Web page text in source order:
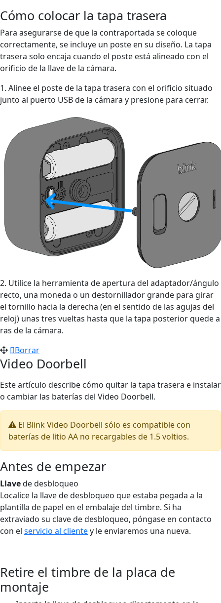
Cómo colocar la tapa trasera
Para asegurarse de que la contraportada se coloque
correctamente, se incluye un poste en su diseño. La tapa
trasera solo encaja cuando el poste está alineado con el
orificio de la llave de la cámara.
1. Alinee el poste de la tapa trasera con el orificio situado
junto al puerto USB de la cámara y presione para cerrar.
2. Utilice la herramienta de apertura del adaptador/ángulo
recto, una moneda o un destornillador grande para girar
el tornillo hacia la derecha (en el sentido de las agujas del
reloj) unas tres vueltas hasta que la tapa posterior quede a
ras de la cámara.
Borrar
Video Doorbell
Este artículo describe cómo quitar la tapa trasera e instalar
o cambiar las baterías del Video Doorbell.
El Blink Video Doorbell sólo es compatible con
baterías de litio AA no recargables de 1.5 voltios.
Antes de empezar
Llavede desbloqueo
Localice la llave de desbloqueo que estaba pegada a la
plantilla de papel en el embalaje del timbre. Si ha
extraviado su clave de desbloqueo, póngase en contacto
con el servicio al clientey le enviaremos una nueva.
Retire el timbre de la placa de
montaje